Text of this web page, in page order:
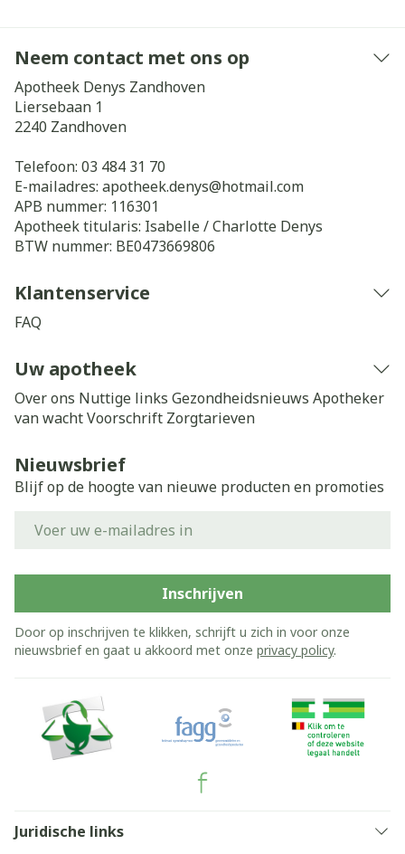
Neem contact met ons op
Apotheek Denys Zandhoven
Liersebaan 1
2240 Zandhoven
Telefoon: 03 484 31 70
E-mailadres: apotheek.denys@hotmail.com
APB nummer: 116301
Apotheek titularis: Isabelle / Charlotte Denys
BTW nummer: BE0473669806
Klantenservice
FAQ
Uw apotheek
Over ons Nuttige links Gezondheidsnieuws Apotheker
van wachtVoorschrift Zorgtarieven
Nieuwsbrief
Blijf op de hoogte van nieuwe producten en promoties
Inschrijven
Door op inschrijven te klikken, schrijft u zich in voor onze
nieuwsbrief en gaat u akkoord met onze privacy policy.
Juridische links